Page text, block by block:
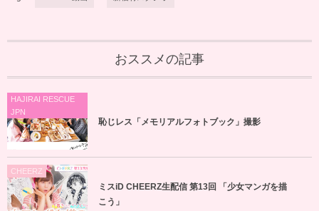
おススメの記事
HAJIRAI RESCUE
JPN
恥じレス「メモリアルフォトブック」撮影
CHEERZ
ミスiD CHEERZ生配信 第13回 「少女マンガを描
こう」